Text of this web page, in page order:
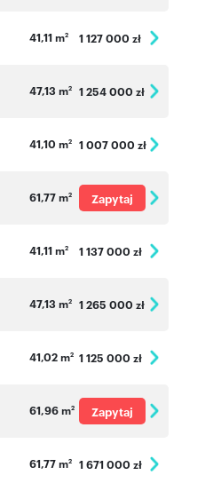
41,11 m2 1 127 000 zł
47,13 m2 1 254 000 zł
41,10 m2 1 007 000 zł
61,77 m2
Zapytaj
41,11 m2 1 137 000 zł
47,13 m2 1 265 000 zł
41,02 m2 1 125 000 zł
61,96 m2
Zapytaj
61,77 m2 1 671 000 zł